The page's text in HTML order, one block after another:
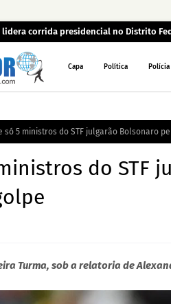
lidera corrida presidencial no Distrito
Capa Política Polícia
só 5 ministros do STF julgarão Bolsonaro
do STF
Turma, sob a relatoria de